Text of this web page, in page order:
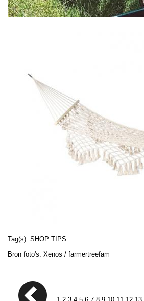
Tag(s): SHOP TIPS
Bron foto's: Xenos / farmertreefam